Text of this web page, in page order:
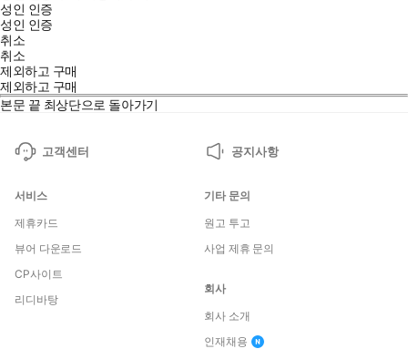
성인 인증
성인 인증
취소
취소
제외하고 구매
제외하고 구매
본문 끝 최상단으로 돌아가기
고객센터 공지사항
서비스
제휴카드
뷰어 다운로드
CP사이트
리디바탕
기타 문의
원고 투고
사업 제휴 문의
회사
회사 소개
인재채용